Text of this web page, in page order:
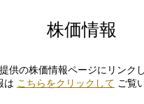
株価情報
供の株価情報ページにリンクし
は こちらをクリックして ご覧